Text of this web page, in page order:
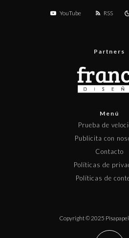
YouTube RSS
Partners
Menú
Prueba de
Publicita con
Contacto
Políticas de
Políticas de
Copyright © 2025